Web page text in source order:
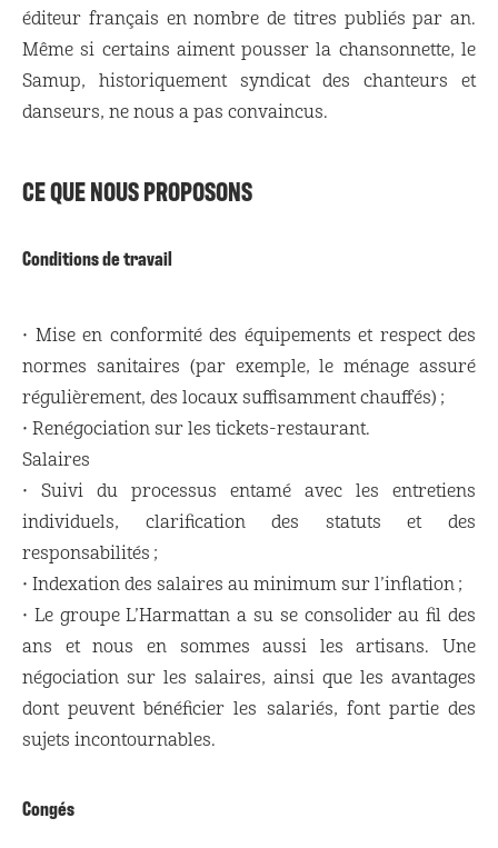
éditeur français en nombre de titres publiés par an.
Même si certains aiment pousser la chansonnette, le
Samup, historiquement syndicat des chanteurs et
danseurs, ne nous a pas convaincus.
CE QUE NOUS PROPOSONS
Conditions de travail
• Mise en conformité des équipements et respect des
normes sanitaires (par exemple, le ménage assuré
régulièrement, des locaux suffisamment chauffés) ;
• Renégociation sur les tickets-restaurant.
Salaires
• Suivi du processus entamé avec les entretiens
individuels, clarification des statuts et des
responsabilités ;
• Indexation des salaires au minimum sur l’inflation ;
• Le groupe L’Harmattan a su se consolider au fil des
ans et nous en sommes aussi les artisans. Une
négociation sur les salaires, ainsi que les avantages
dont peuvent bénéficier les salariés, font partie des
sujets incontournables.
Congés